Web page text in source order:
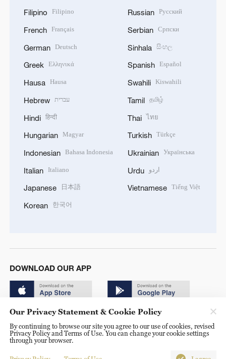
Filipino Filipino
French Français
German Deutsch
Greek Ελληνικά
Hausa Hausa
Hebrew עברית
Hindi हिन्दी
Hungarian Magyar
Indonesian Bahasa Indonesia
Italian Italiano
Japanese 日本語
Korean 한국어
Russian Русский
Serbian Српски
Sinhala සිංහල
Spanish Español
Swahili Kiswahili
Tamil தமிழ்
Thai ไทย
Turkish Türkçe
Ukrainian Українська
Urdu اردو
Vietnamese Tiếng Việt
DOWNLOAD OUR APP
© China Radio International.CRI. All Rights Reserved. 16A
Shijingshan Road, Beijing, China. 100040
Our Privacy Statement & Cookie Policy
By continuing to browse our site you agree to our use of cookies, revised
Privacy Policy and Terms of Use. You can change your cookie settings
through your browser.